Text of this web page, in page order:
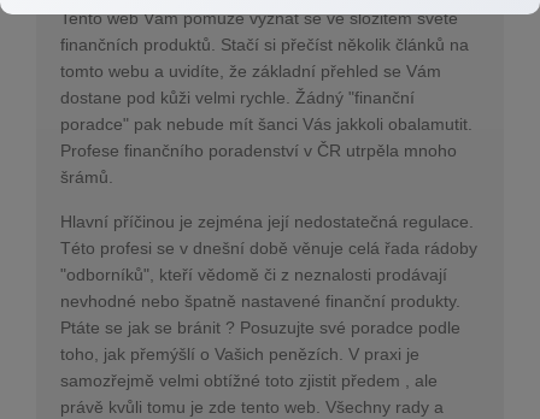
Tento web Vám pomůže vyznat se ve složitém světě
finančních produktů. Stačí si přečíst několik článků na
tomto webu a uvidíte, že základní přehled se Vám
dostane pod kůži velmi rychle. Žádný "finanční
poradce" pak nebude mít šanci Vás jakkoli obalamutit.
Profese finančního poradenství v ČR utrpěla mnoho
šrámů.
Hlavní příčinou je zejména její nedostatečná regulace.
Této profesi se v dnešní době věnuje celá řada rádoby
"odborníků", kteří vědomě či z neznalosti prodávají
nevhodné nebo špatně nastavené finanční produkty.
Ptáte se jak se bránit ? Posuzujte své poradce podle
toho, jak přemýšlí o Vašich penězích. V praxi je
samozřejmě velmi obtížné toto zjistit předem , ale
právě kvůli tomu je zde tento web. Všechny rady a